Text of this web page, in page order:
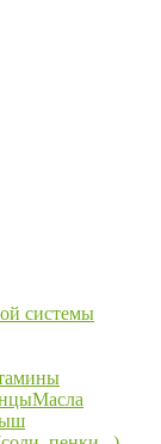
системы
Масла